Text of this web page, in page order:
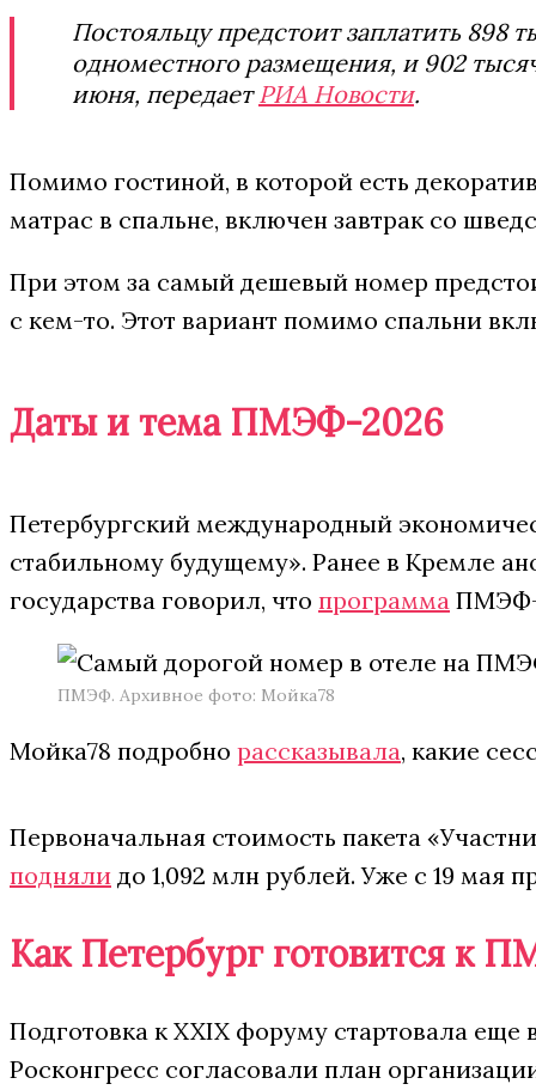
Постояльцу предстоит заплатить 898
одноместного размещения, и 902
июня, передаетРИА Новости.
Помимо гостиной, в которой есть
матрас в спальне, включен завтрак со
При этом за самый дешевый номер
с кем-то. Этот вариант помимо спальни
Даты и тема ПМЭФ-2026
Петербургский международный
стабильному будущему». Ранее в Кремле
государства говорил, что программа ПМЭФ-
ПМЭФ. Архивное фото: Мойка78
Мойка78 подробно рассказывала, какие
Первоначальная стоимость пакета
подняли до 1,092 млн рублей. Уже с 19 мая
Как Петербург готовится к
Подготовка к XXIX форуму стартовала еще
Росконгресс согласовали план